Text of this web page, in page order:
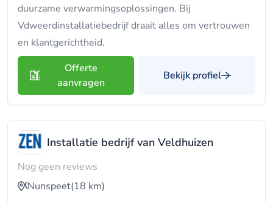
duurzame verwarmingsoplossingen. Bij
Vdweerdinstallatiebedrijf draait alles om vertrouwen
en klantgerichtheid.
Offerte
aanvragen
Bekijk profiel
Installatie bedrijf van Veldhuizen
Nog geen reviews
Nunspeet(18 km)